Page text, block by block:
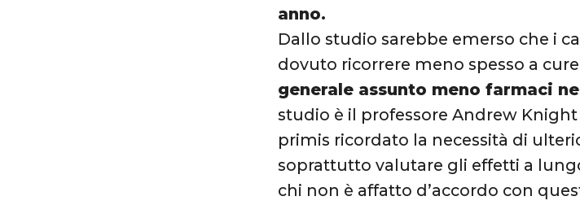
anno.
Dallo studio sarebbe emerso che i
dovuto ricorrere meno spesso a
generale assunto meno farmaci
studio è il professore Andrew
primis ricordato la necessità di
soprattutto valutare gli effetti a
chi non è affatto d’accordo con